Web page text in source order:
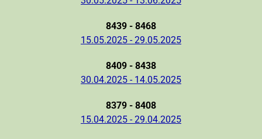
8439 - 8468
15.05.2025 - 29.05.2025
8409 - 8438
30.04.2025 - 14.05.2025
8379 - 8408
15.04.2025 - 29.04.2025